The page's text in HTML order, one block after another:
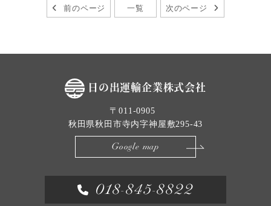
前のページ 一覧 次のページ
日の出運輸企業株式会社
〒011-0905
秋田県秋田市寺内字神屋敷295-43
Google map
018-845-8822